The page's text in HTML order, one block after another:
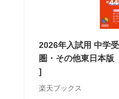
2026年入試用 中学
圏・その他東日本版
]
楽天ブックス